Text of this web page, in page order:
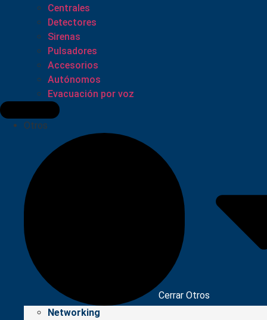
Centrales
Detectores
Sirenas
Pulsadores
Accesorios
Autónomos
Evacuación por voz
Otros
Cerrar Otros
Networking